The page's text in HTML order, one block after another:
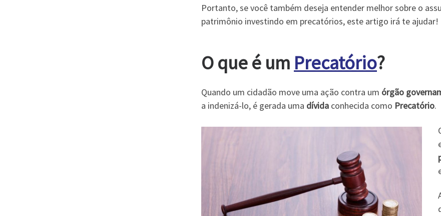
Portanto, se você também deseja entender melhor sobre o
patrimônio investindo em precatórios, este artigo irá te ajudar!
O que é um Precatório?
Quando um cidadão move uma ação contra um órgão
a indenizá-lo, é gerada uma dívida conhecida como Precatório.